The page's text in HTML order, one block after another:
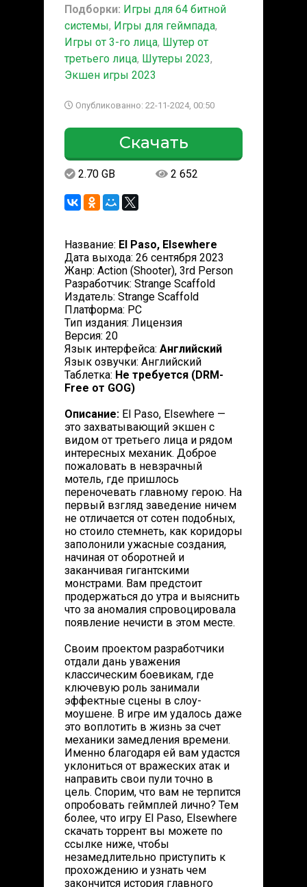
Подборки: Игры для 64 битной
системы, Игры для геймпада,
Игры от 3-го лица, Шутер от
третьего лица, Шутеры 2023,
Экшен игры 2023
Опубликованно: 22-11-2024, 00:50
Скачать
2.70 GB 2 652
Название: El Paso, Elsewhere
Дата выхода: 26 сентября 2023
Жанр: Action (Shooter), 3rd Person
Разработчик: Strange Scaffold
Издатель: Strange Scaffold
Платформа: PC
Тип издания: Лицензия
Версия: 20
Язык интерфейса: Английский
Язык озвучки: Английский
Таблетка: Не требуется (DRM-
Free от GOG)
Описание: El Paso, Elsewhere —
это захватывающий экшен с
видом от третьего лица и рядом
интересных механик. Доброе
пожаловать в невзрачный
мотель, где пришлось
переночевать главному герою. На
первый взгляд заведение ничем
не отличается от сотен подобных,
но стоило стемнеть, как коридоры
заполонили ужасные создания,
начиная от оборотней и
заканчивая гигантскими
монстрами. Вам предстоит
продержаться до утра и выяснить
что за аномалия спровоцировала
появление нечисти в этом месте.
Своим проектом разработчики
отдали дань уважения
классическим боевикам, где
ключевую роль занимали
эффектные сцены в слоу-
моушене. В игре им удалось даже
это воплотить в жизнь за счет
механики замедления времени.
Именно благодаря ей вам удастся
уклониться от вражеских атак и
направить свои пули точно в
цель. Спорим, что вам не терпится
опробовать геймплей лично? Тем
более, что игру El Paso, Elsewhere
скачать торрент вы можете по
ссылке ниже, чтобы
незамедлительно приступить к
прохождению и узнать чем
закончится история главного